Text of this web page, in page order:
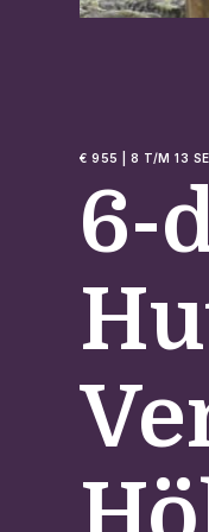
€ 955 | 8 T/M 13
6-